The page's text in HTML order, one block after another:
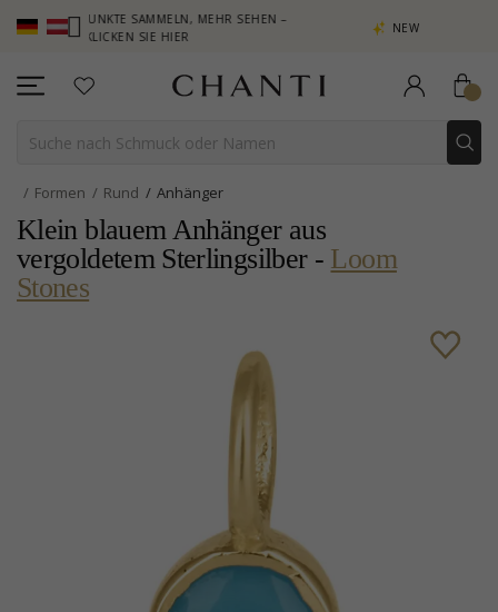
PUNKTE SAMMELN, MEHR SEHEN –
KLICKEN SIE HIER
NEW COLLECTION | AURA
Formen Rund Anhänger
Klein blauem Anhänger aus
vergoldetem Sterlingsilber - Loom
Stones